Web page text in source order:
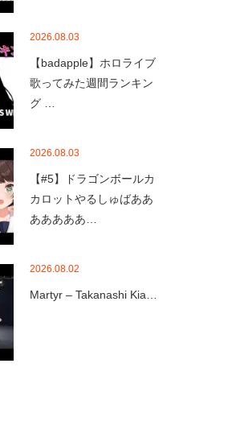
2026.08.03
【badapple】ホロライブ
歌ってみた週間ランキン
グ …
2026.08.03
【#5】ドラゴンボールカ
カロットやるしゅばああ
あああああ…
2026.08.02
Martyr – Takanashi Kia…